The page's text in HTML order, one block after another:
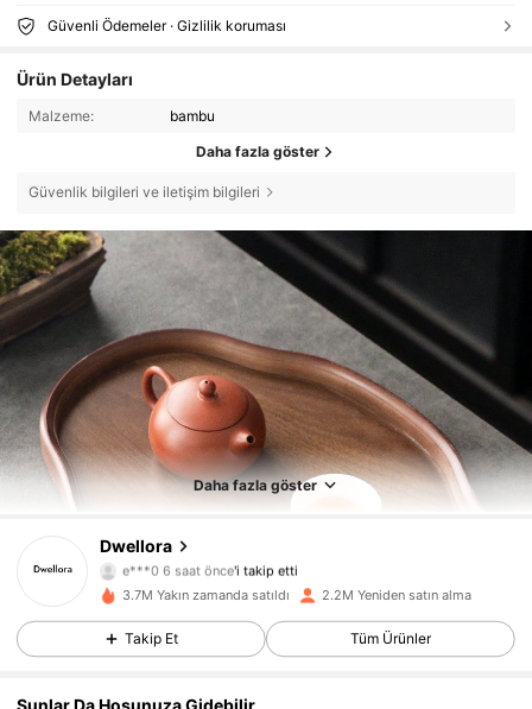
Güvenli Ödemeler · Gizlilik koruması
Ürün Detayları
Malzeme: bambu
Daha fazla göster
Güvenlik bilgileri ve iletişim bilgileri
Daha fazla göster
Dwellora
4,85
92K Takipçiler
e***0 6 saat önce 'i takip etti
4,85
92K Takipçiler
92K Takipçiler
3.7M Yakın zamanda satıldı 2.2M Yeniden satın alma
Takip Et Tüm Ürünler
Şunlar Da Hoşunuza Gidebilir